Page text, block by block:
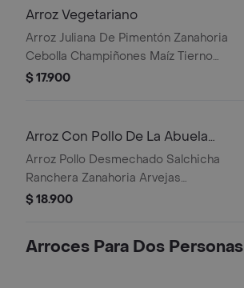
Arroz Vegetariano
Arroz Juliana De Pimentón Zanahoria
Cebolla Champiñones Maíz Tierno
Alverjas Cebollín Terminado En Salsa
$ 17.900
Arroz Con Pollo De La Abuela
personal
Arroz Pollo Desmechado Salchicha
Ranchera Zanahoria Arvejas
Habichuela Pimentón.
$ 18.900
Arroces Para Dos Personas